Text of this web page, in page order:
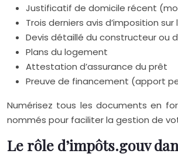
Justificatif de domicile récent
Trois derniers avis d’imposition sur
Devis détaillé du constructeur ou
Plans du logement
Attestation d’assurance du prêt
Preuve de financement (apport
Numérisez tous les documents en
nommés pour faciliter la gestion de
Le rôle d’impôts.gouv